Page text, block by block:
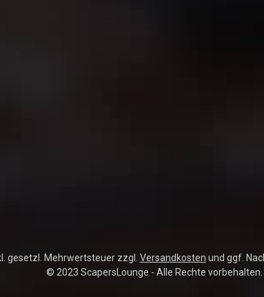
gesetzl. Mehrwertsteuer zzgl. Versandkosten und ggf.
© 2023 ScapersLounge - Alle Rechte